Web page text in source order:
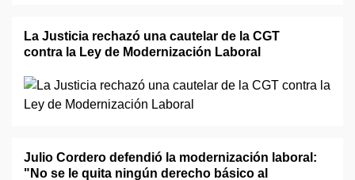
La Justicia rechazó una cautelar de la CGT
contra la Ley de Modernización Laboral
Julio Cordero defendió la modernización laboral:
"No se le quita ningún derecho básico al